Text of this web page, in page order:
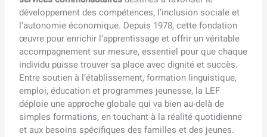
développement des compétences, l’inclusion sociale et
l’autonomie économique. Depuis 1978, cette fondation
œuvre pour enrichir l’apprentissage et offrir un véritable
accompagnement sur mesure, essentiel pour que chaque
individu puisse trouver sa place avec dignité et succès.
Entre soutien à l’établissement, formation linguistique,
emploi, éducation et programmes jeunesse, la LEF
déploie une approche globale qui va bien au-delà de
simples formations, en touchant à la réalité quotidienne
et aux besoins spécifiques des familles et des jeunes.